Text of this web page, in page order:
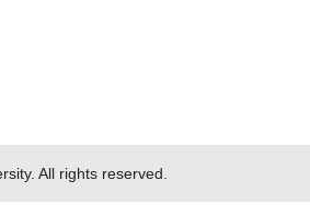
All rights reserved.